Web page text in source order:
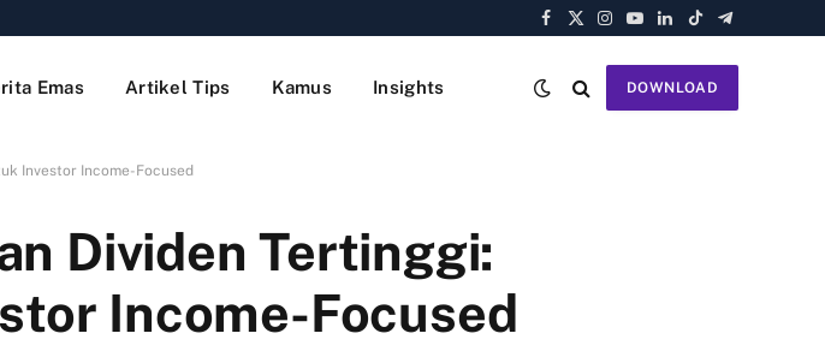
Facebook
X
Instagram
YouTube
LinkedIn
TikTokTelegram
Emas Artikel Tips Kamus Insights DOWNLOAD
Investor Income-Focused
Dividen Tertinggi:
Income-Focused